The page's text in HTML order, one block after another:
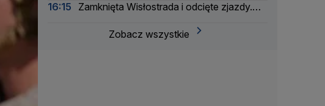
16:15
Zamknięta Wisłostrada i odcięte zjazdy.
Zobacz wszystkie